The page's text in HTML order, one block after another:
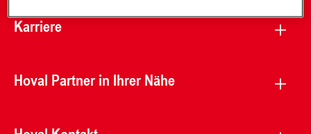
Karriere
Hoval Partner in Ihrer Nähe